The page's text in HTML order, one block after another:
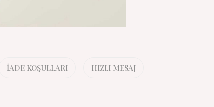
İADE KOŞULLARI HIZLI MESAJ